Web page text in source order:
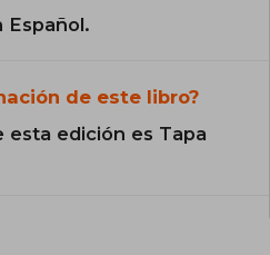
Español.
de este libro?
esta edición es Tapa